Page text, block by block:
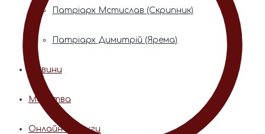
Патріарх Мстислав (Скрипник)
Патріарх Димитрій (Ярема)
Новини
Молитва
Онлайн послуги